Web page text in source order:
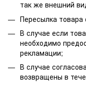
так же внешний
Пересылка товара
В случае если
необходимо
рекламации;
В случае
возвращены в